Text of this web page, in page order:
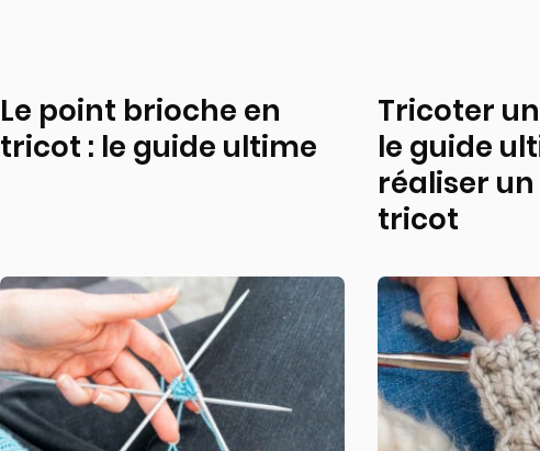
Le point brioche en
tricot : le guide ultime
Tricoter
le guide
réaliser
tricot